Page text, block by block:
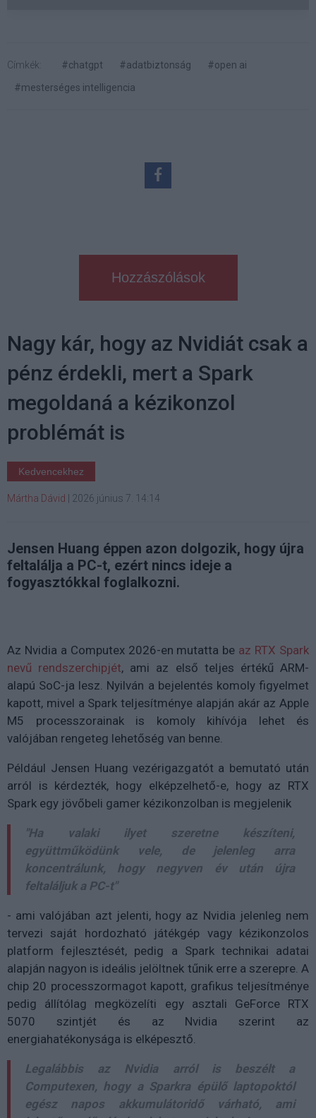
Címkék: #chatgpt #adatbiztonság
#open ai
#mesterséges intelligencia
Hozzászólások
Nagy kár, hogy az Nvidiát csak a
pénz érdekli, mert a Spark
megoldaná a kézikonzol
problémát is
Kedvencekhez
Mártha Dávid 2026 június 7. 14:14
Jensen Huang éppen azon dolgozik, hogy újra
feltalálja a PC-t, ezért nincs ideje a
fogyasztókkal foglalkozni.
Az Nvidia a Computex 2026-en mutatta be az RTX Spark
nevű rendszerchipjét, ami az első teljes értékű ARM-
alapú SoC-ja lesz. Nyilván a bejelentés komoly figyelmet
kapott, mivel a Spark teljesítménye alapján akár az Apple
M5 processzorainak is komoly kihívója lehet és
valójában rengeteg lehetőség van benne.
Például Jensen Huang vezérigazgatót a bemutató után
arról is kérdezték, hogy elképzelhető-e, hogy az RTX
Spark egy jövőbeli gamer kézikonzolban is megjelenik
"Ha valaki ilyet szeretne készíteni,
együttműködünk vele, de jelenleg arra
koncentrálunk, hogy negyven év után újra
feltaláljuk a PC-t"
- ami valójában azt jelenti, hogy az Nvidia jelenleg nem
tervezi saját hordozható játékgép vagy kézikonzolos
platform fejlesztését, pedig a Spark technikai adatai
alapján nagyon is ideális jelöltnek tűnik erre a szerepre. A
chip 20 processzormagot kapott, grafikus teljesítménye
pedig állítólag megközelíti egy asztali GeForce RTX
5070 szintjét és az Nvidia szerint az
energiahatékonysága is elképesztő.
Legalábbis az Nvidia arról is beszélt a
Computexen, hogy a Sparkra épülő laptopoktól
egész napos akkumulátoridő várható, ami